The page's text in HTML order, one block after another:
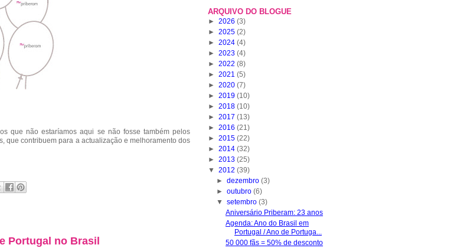
que não estaríamos aqui se não fosse também pelos
que contribuem para a actualização e melhoramento dos
Portugal no Brasil
ARQUIVO DO BLOGUE
► 2026 (3)
► 2025 (2)
► 2024 (4)
► 2023 (4)
► 2022 (8)
► 2021 (5)
► 2020 (7)
► 2019 (10)
► 2018 (10)
► 2017 (13)
► 2016 (21)
► 2015 (22)
► 2014 (32)
► 2013 (25)
▼ 2012 (39)
►dezembro(3)
►outubro(6)
▼setembro(3)
Aniversário Priberam: 23 anos
Agenda: Ano do Brasil em
Portugal / Ano de Portuga...
50 000 fãs = 50% de desconto